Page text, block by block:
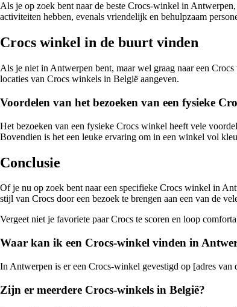
Als je op zoek bent naar de beste Crocs-winkel in
activiteiten hebben, evenals vriendelijk en behulpzaam
Crocs winkel in de buurt vinden
Als je niet in Antwerpen bent, maar wel graag naar een
locaties van Crocs winkels in België aangeven.
Voordelen van het bezoeken van een fysieke
Het bezoeken van een fysieke Crocs winkel heeft vele
Bovendien is het een leuke ervaring om in een winkel vol
Conclusie
Of je nu op zoek bent naar een specifieke Crocs winkel in
stijl van Crocs door een bezoek te brengen aan een van de
Vergeet niet je favoriete paar Crocs te scoren en loop
Waar kan ik een Crocs-winkel vinden in
In Antwerpen is er een Crocs-winkel gevestigd op [adres van
Zijn er meerdere Crocs-winkels in België?